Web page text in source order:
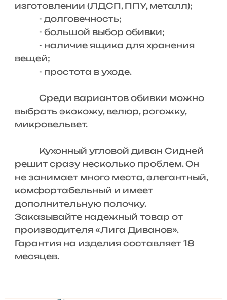
изготовлении (ЛДСП, ППУ, металл);
- долговечность;
- большой выбор обивки;
- наличие ящика для хранения
вещей;
- простота в уходе.
Среди вариантов обивки можно
выбрать экокожу, велюр, рогожку,
микровельвет.
Кухонный угловой диван Сидней
решит сразу несколько проблем. Он
не занимает много места, элегантный,
комфортабельный и имеет
дополнительную полочку.
Заказывайте надежный товар от
производителя «Лига Диванов».
Гарантия на изделия составляет 18
месяцев.